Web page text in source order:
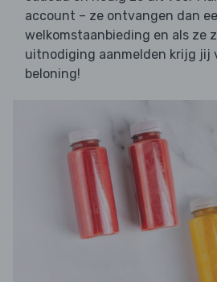
account – ze ontvangen dan
welkomstaanbieding en als ze
uitnodiging aanmelden krijg jij
beloning!